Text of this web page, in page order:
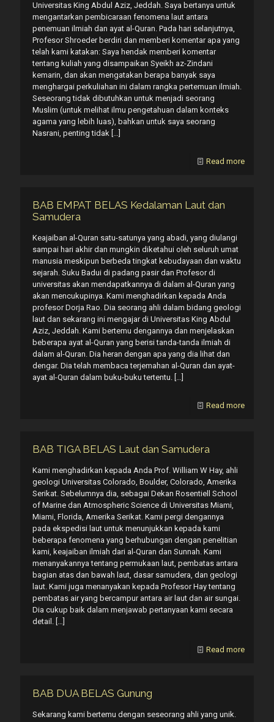
Universitas King Abdul Aziz, Jeddah. Saya bertanya untuk
mengantarkan pembicaraan fenomena laut antara
penemuan ilmiah dan ayat al-Quran. Pada hari selanjutnya,
Profesor Shroeder berdiri dan memberi komentar apa yang
telah kami katakan: Saya hendak memberi komentar
tentang kuliah yang disampaikan Syeikh az-Zindani
kemarin, dan akan mengatakan berapa banyak saya
menghargai perkuliahan ini dalam rangka pertemuan ilmiah.
Seseorang tidak dibutuhkan untuk menjadi seorang
Muslim (untuk melihat ilmu pengetahuan dalam konteks
agama yang lebih luas), bahkan untuk saya seorang
Nasrani, penting tidak […]
Read more
BAB EMPAT BELAS Kedalaman Laut dan
Samudera
Keajaiban al-Quran satu-satunya yang abadi, yang diulangi
sampai hari akhir dan mungkin diketahui oleh seluruh umat
manusia meskipun berbeda tingkat kebudayaan dan waktu
sejarah. Suku Badui di padang pasir dan Profesor di
universitas akan mendapatkannya di dalam al-Quran yang
akan mencukupinya. Kami menghadirkan kepada Anda
profesor Dorja Rao. Dia seorang ahli dalam bidang geologi
laut dan sekarang ini mengajar di Universitas King Abdul
Aziz, Jeddah. Kami bertemu dengannya dan menjelaskan
beberapa ayat al-Quran yang berisi tanda-tanda ilmiah di
dalam al-Quran. Dia heran dengan apa yang dia lihat dan
dengar. Dia telah membaca terjemahan al-Quran dan ayat-
ayat al-Quran dalam buku-buku tertentu. […]
Read more
BAB TIGA BELAS Laut dan Samudera
Kami menghadirkan kepada Anda Prof. William W Hay, ahli
geologi Universitas Colorado, Boulder, Colorado, Amerika
Serikat. Sebelumnya dia, sebagai Dekan Rosentiell School
of Marine dan Atmospheric Science di Universitas Miami,
Miami, Florida, Amerika Serikat. Kami pergi dengannya
pada ekspedisi laut untuk menunjukkan kepada kami
beberapa fenomena yang berhubungan dengan penelitian
kami, keajaiban ilmiah dari al-Quran dan Sunnah. Kami
menanyakannya tentang permukaan laut, pembatas antara
bagian atas dan bawah laut, dasar samudera, dan geologi
laut. Kami juga menanyakan kepada Profesor Hay tentang
pembatas air yang bercampur antara air laut dan air sungai.
Dia cukup baik dalam menjawab pertanyaan kami secara
detail. […]
Read more
BAB DUA BELAS Gunung
Sekarang kami bertemu dengan seseorang ahli yang unik.